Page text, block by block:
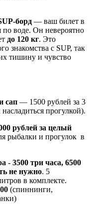
борд — ваш билет в
по воде. Он невероятно
до 120 кг. Это
знакомства с SUP, так
тишину и чувство
сап — 1500 рублей за 3
прогулкой).
рублей за целый
рыбалки и прогулок в
- 3500 три часа, 6500
не нужно. 5
в комплекте.
(спиннинги,